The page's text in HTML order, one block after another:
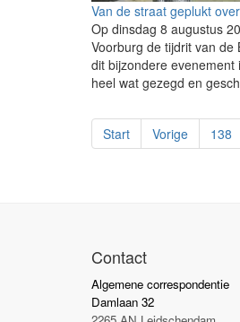
Van de straat geplukt
Op dinsdag 8 augustus
Voorburg de tijdrit van de
dit bijzondere
heel wat gezegd en
Start Vorige 138
Contact
Algemene correspondentie
Damlaan 32